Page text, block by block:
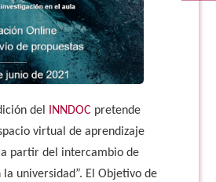
del INNDOC pretende
virtual de aprendizaje
partir del intercambio de
universidad”. El Objetivo de